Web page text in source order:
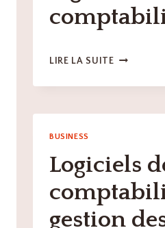
LIRE LA SUITELOGICIELS
LES
MEILLEURS
LOGICIELS
ET
OUTILS
BUSINESS
Logiciels
gestion